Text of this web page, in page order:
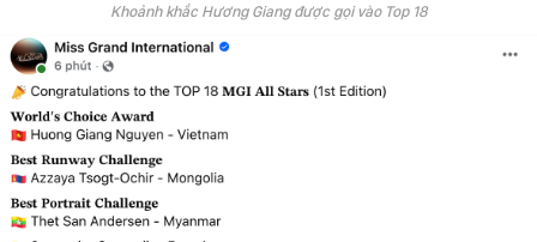
Khoảnh khắc Hương Giang được gọi vào Top 18